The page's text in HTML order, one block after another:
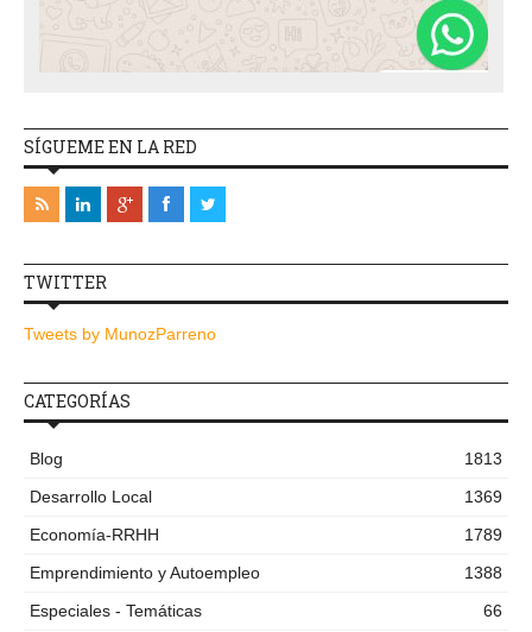
SÍGUEME EN LA RED
TWITTER
Tweets by MunozParreno
CATEGORÍAS
Blog
1813
Desarrollo Local
1369
Economía-RRHH
1789
Emprendimiento y Autoempleo
1388
Especiales - Temáticas
66